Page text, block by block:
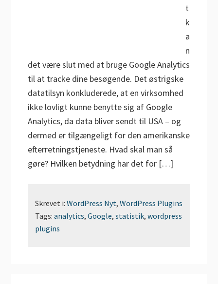
t
k
a
n
det være slut med at bruge Google Analytics
til at tracke dine besøgende. Det østrigske
datatilsyn konkluderede, at en virksomhed
ikke lovligt kunne benytte sig af Google
Analytics, da data bliver sendt til USA – og
dermed er tilgængeligt for den amerikanske
efterretningstjeneste. Hvad skal man så
gøre? Hvilken betydning har det for […]
Skrevet i:WordPress Nyt,WordPress Plugins
Tags:analytics,Google,statistik,wordpress
plugins